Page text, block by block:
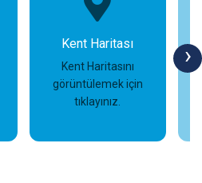
›
Kent Haritası
Kent Haritasını
görüntülemek için
tıklayınız.